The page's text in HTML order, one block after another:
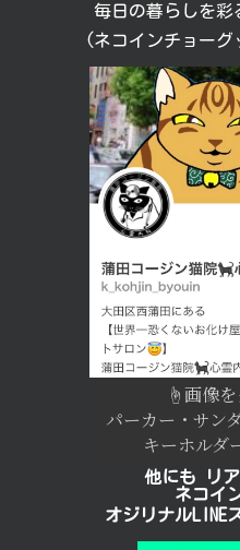
毎日の暮らしを彩
(ネコインチョーグ
☝︎画像
パーカー・サン
キーホルダ
他にも リ
ネコイ
オジリナルLINE